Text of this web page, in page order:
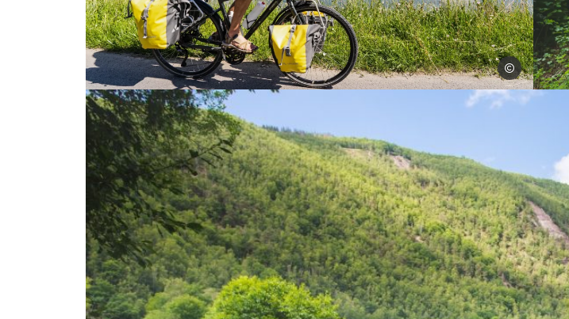
La Meuse à vélo EuroVelo 19 à Nouzonville dans les Ardennes, © Un monde à vélo
Un monde à vélo
La